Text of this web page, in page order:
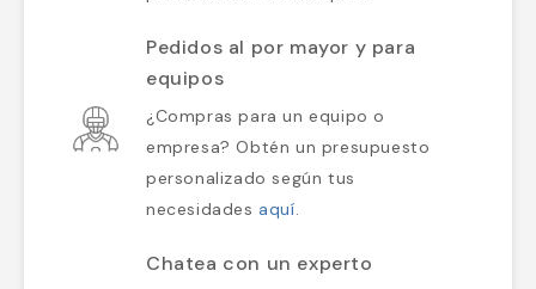
Pedidos al por mayor y para
equipos
¿Compras para un equipo o
empresa? Obtén un presupuesto
personalizado según tus
necesidades aquí.
Chatea con un experto